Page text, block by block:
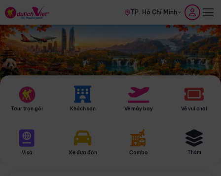
TP. Hồ Chí Minh
Tour trọn gói Khách sạn Vé máy bay Vé vui chơi
Visa Xe đưa đón Combo Thêm